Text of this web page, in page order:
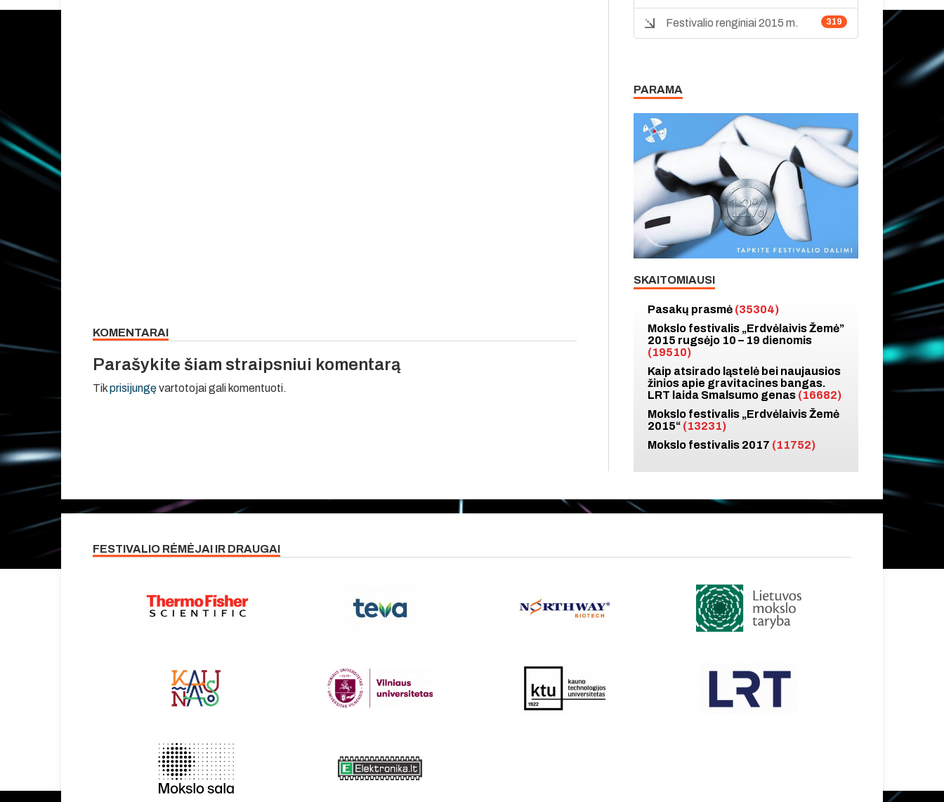
KOMENTARAI
Parašykite šiam straipsniui komentarą
Tikprisijungęvartotojai gali komentuoti.
319
Festivalio renginiai 2015 m.
PARAMA
SKAITOMIAUSI
Pasakų prasmė (35304)
Mokslo festivalis „Erdvėlaivis Žemė”
2015 rugsėjo 10 – 19 dienomis
(19510)
Kaip atsirado ląstelė bei naujausios
žinios apie gravitacines bangas.
LRT laida Smalsumo genas (16682)
Mokslo festivalis „Erdvėlaivis Žemė
2015“ (13231)
Mokslo festivalis 2017 (11752)
FESTIVALIO RĖMĖJAI IR DRAUGAI